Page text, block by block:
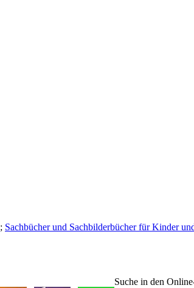
; Sachbücher und Sachbilderbücher für Kinder
Suche in den